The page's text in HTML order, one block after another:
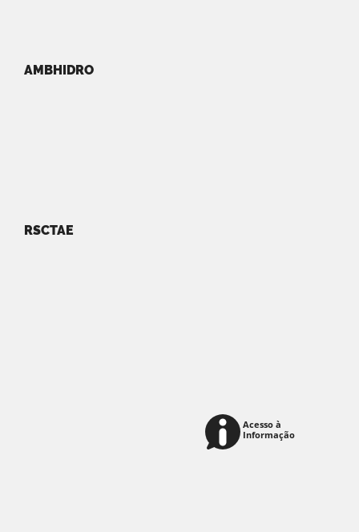
AMBHIDRO
RSCTAE